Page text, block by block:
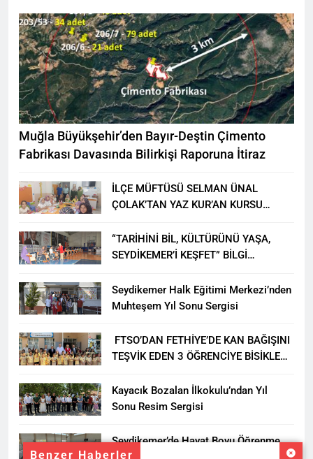
Benzer Haberler
Muğla Büyükşehir’den Bayır-Deştin Çimento
Fabrikası Davasında Bilirkişi Raporuna İtiraz
İLÇE MÜFTÜSÜ SELMAN ÜNAL
ÇOLAK’TAN YAZ KUR’AN KURSU
“TARİHİNİ BİL, KÜLTÜRÜNÜ YAŞA,
SEYDİKEMER’İ KEŞFET” BİLGİ
Seydikemer Halk Eğitimi Merkezi’nden
Muhteşem Yıl Sonu Sergisi
FTSO’DAN FETHİYE’DE KAN BAĞIŞINI
TEŞVİK EDEN 3 ÖĞRENCİYE BİSİKLET
Kayacık Bozalan İlkokulu’ndan Yıl
Sonu Resim Sergisi
Seydikemer’de Hayat Boyu Öğrenme